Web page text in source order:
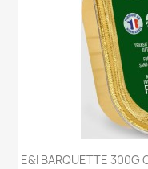
E&I BARQUETTE 300G